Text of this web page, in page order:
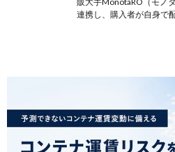
連携し、購入者が自身で